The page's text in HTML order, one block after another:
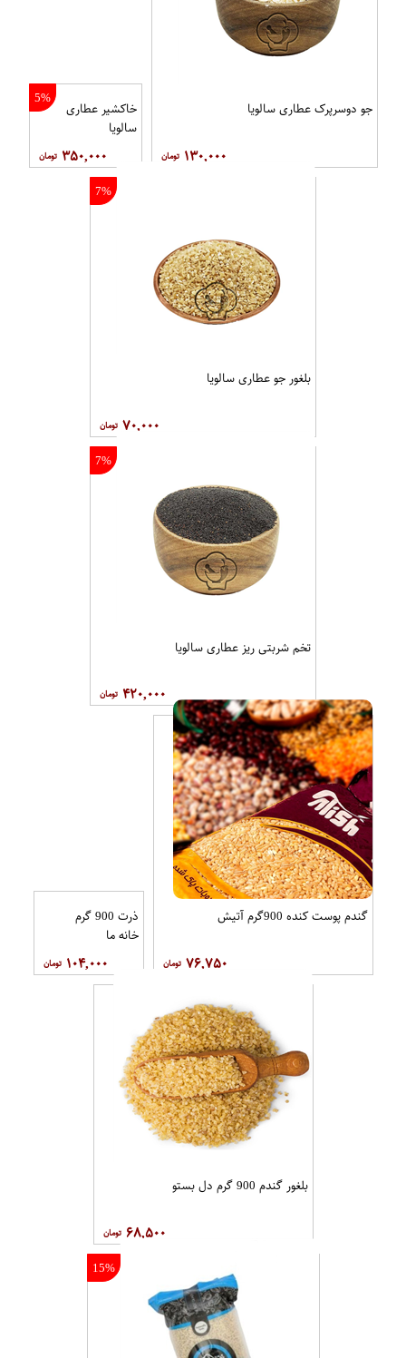
جو دوسرپرک عطاری سالویا
۱۳۰,۰۰۰
5%
خاکشیر عطاری
سالویا
۳۵۰,۰۰۰
7%
بلغور جو عطاری سالویا
۷۰,۰۰۰
7%
تخم شربتی ریز عطاری سالویا
۴۲۰,۰۰۰
گندم پوست کنده 900گرم آتیش
۷۶,۷۵۰
ذرت 900 گرم
خانه ما
۱۰۴,۰۰۰
بلغور گندم 900 گرم دل بستو
۶۸,۵۰۰
15%